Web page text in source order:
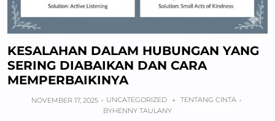
KESALAHAN DALAM HUBUNGAN YANG
SERING DIABAIKAN DAN CARA
MEMPERBAIKINYA
NOVEMBER 17, 2025 UNCATEGORIZED +
TENTANG CINTA
BYHENNY TAULANY